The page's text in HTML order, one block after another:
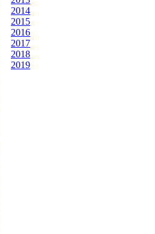
2014
2015
2016
2017
2018
2019